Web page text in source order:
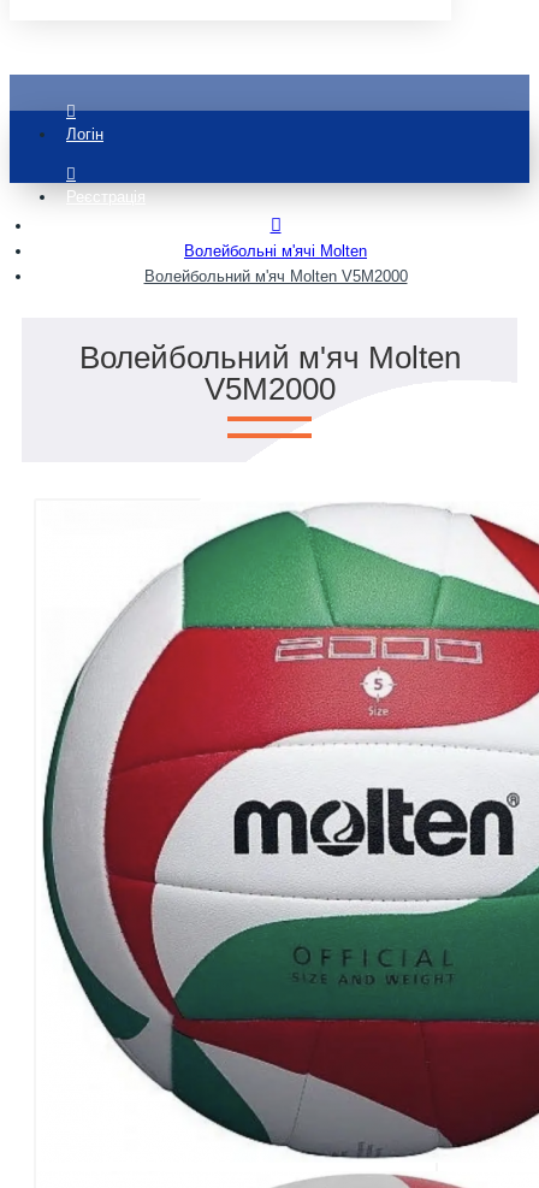
Логін
Реєстрація
Волейбольні м'ячі Molten
Волейбольний м'яч Molten V5M2000
Волейбольний м'яч Molten
V5M2000